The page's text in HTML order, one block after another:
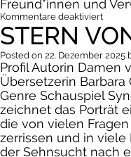
Freund*innen und
Kommentare deaktiviertfür
STERN
Posted on 22. Dezember 2025
Profil Autorin Damen
Übersetzerin
Genre Schauspiel
zeichnet das Porträt
die von vielen
zerrissen und in viele
der Sehnsucht nach